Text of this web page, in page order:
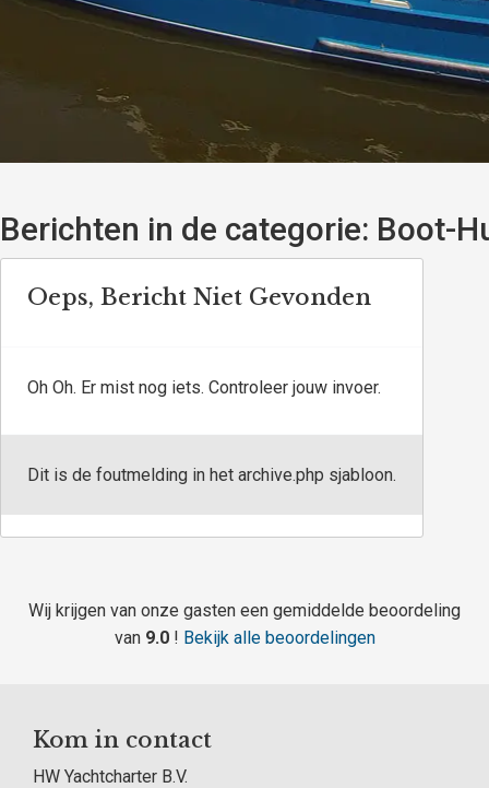
Berichten in de categorie: Boot-
Oeps, Bericht Niet Gevonden
Oh Oh. Er mist nog iets. Controleer jouw invoer.
Dit is de foutmelding in het archive.php sjabloon.
Wij krijgen van onze gasten een gemiddelde beoordeling
van 9.0 ! Bekijk alle beoordelingen
Kom in contact
HW Yachtcharter B.V.